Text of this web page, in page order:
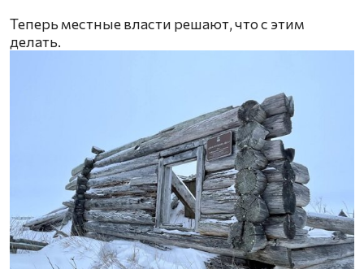
Теперь местные власти решают, что с этим
делать.